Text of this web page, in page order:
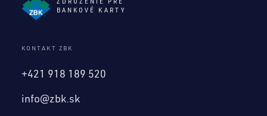
ZDRUŽENIE PRE
BANKOVÉ KARTY
KONTAKT ZBK
+421 918 189 520
info@zbk.sk